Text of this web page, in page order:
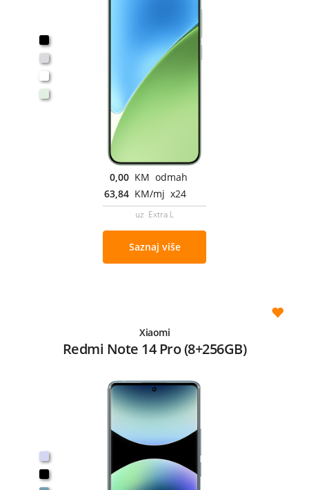
0,00 KM odmah
63,84 KM/mj x24
uz Extra L
Saznaj više
Xiaomi
Redmi Note 14 Pro (8+256GB)